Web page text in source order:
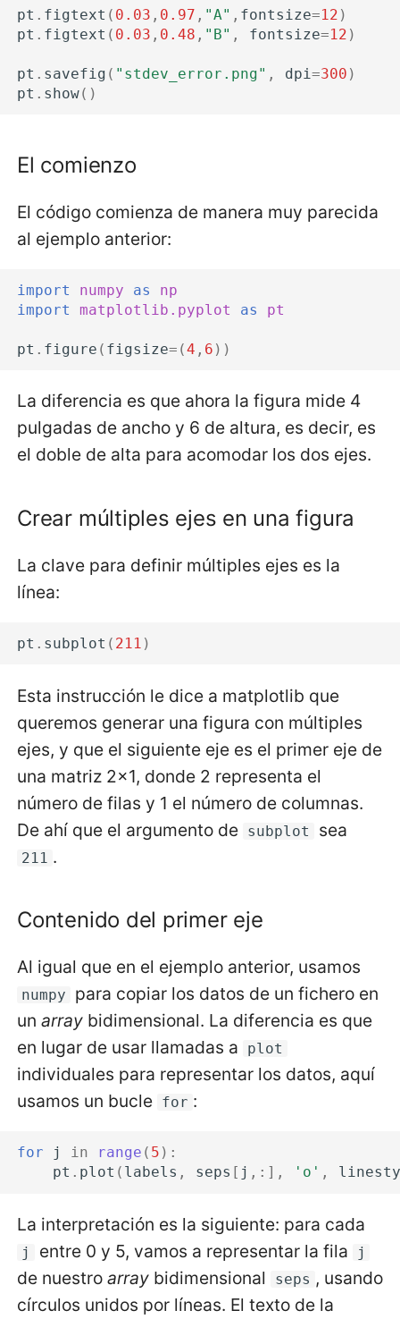
pt . figtext ( 0.03 , 0.97 , "A" , fontsize=12 )
pt . figtext ( 0.03 , 0.48 , "B" , fontsize=12 )
pt . savefig ( "stdev_error.png" , dpi=300 )
pt . show()
El comienzo
El código comienza de manera muy parecida
al ejemplo anterior:
import numpy as
np
import
matplotlib.pyplot as pt
pt . figure ( figsize= (4 , 6 ))
La diferencia es que ahora la figura mide 4
pulgadas de ancho y 6 de altura, es decir, es
el doble de alta para acomodar los dos ejes.
Crear múltiples ejes en una figura
La clave para definir múltiples ejes es la
línea:
pt . subplot ( 211 )
Esta instrucción le dice a matplotlib que
queremos generar una figura con múltiples
ejes, y que el siguiente eje es el primer eje de
una matriz 2x1, donde 2 representa el
número de filas y 1 el número de columnas.
De ahí que el argumento de subplot sea
211 .
Contenido del primer eje
Al igual que en el ejemplo anterior, usamos
numpy
para copiar los datos de un fichero en
unarray bidimensional. La diferencia es que
en lugar de usar llamadas a
plot
individuales para representar los datos, aquí
usamos un bucle for :
for j in range ( 5 ):
pt . plot ( labels , seps [ j ,:], 'o' ,
La interpretación es la siguiente: para cada
j entre 0 y 5, vamos a representar la fila j
de nuestroarray bidimensional seps , usando
círculos unidos por líneas. El texto de la